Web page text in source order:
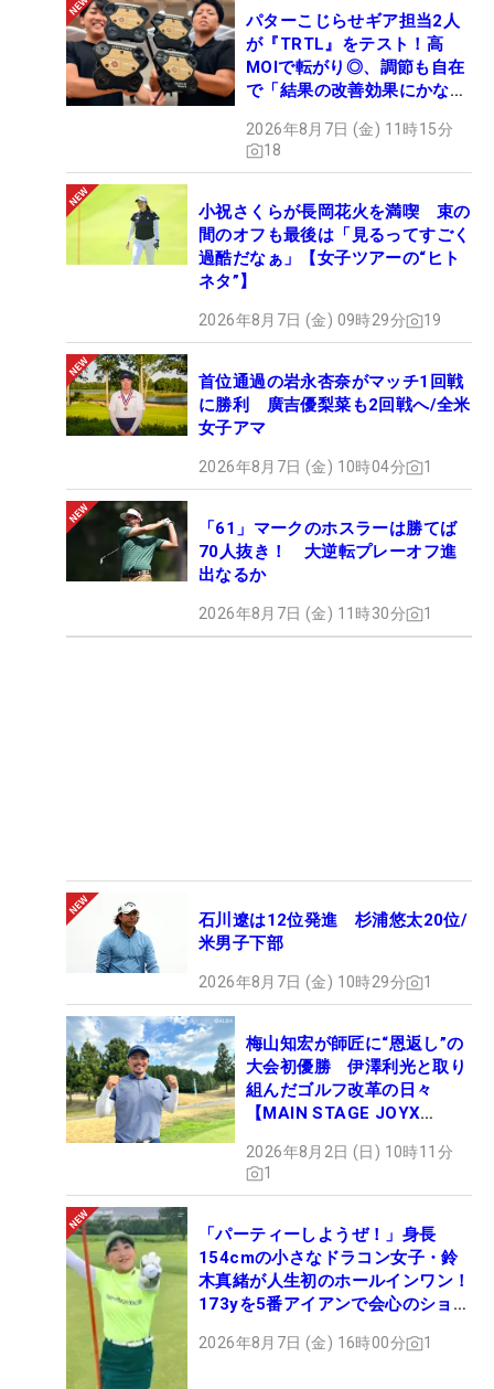
パターこじらせギア担当2人
が『TRTL』をテスト！高
MOIで転がり◎、調節も自在
で「結果の改善効果にかなり
2026年8月7日 (金) 11時15分
18
小祝さくらが長岡花火を満喫 束の
間のオフも最後は「見るってすごく
過酷だなぁ」【女子ツアーの“ヒト
ネタ”】
2026年8月7日 (金) 09時29分 19
首位通過の岩永杏奈がマッチ1回戦
に勝利 廣吉優梨菜も2回戦へ/全米
女子アマ
2026年8月7日 (金) 10時04分 1
「61」マークのホスラーは勝てば
70人抜き！ 大逆転プレーオフ進
出なるか
2026年8月7日 (金) 11時30分 1
石川遼は12位発進 杉浦悠太20位/
米男子下部
2026年8月7日 (金) 10時29分 1
梅山知宏が師匠に“恩返し”の
大会初優勝 伊澤利光と取り
組んだゴルフ改革の日々
【MAIN STAGE JOYX
2026年8月2日 (日) 10時11分
1
「パーティーしようぜ！」身長
154cmの小さなドラコン女子・鈴
木真緒が人生初のホールインワン！
173yを5番アイアンで会心のショッ
2026年8月7日 (金) 16時00分 1